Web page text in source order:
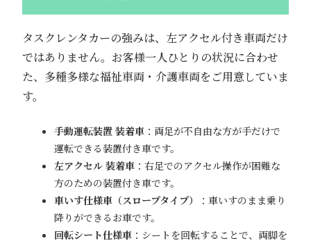
タスクレンタカーの強みは、左アクセル付き車両だけ
ではありません。お客様一人ひとりの状況に合わせ
た、多種多様な福祉車両・介護車両をご用意していま
す。
手動運転装置 装着車：両足が不自由な方が手だけで
運転できる装置付き車です。
左アクセル 装着車：右足でのアクセル操作が困難な
方のための装置付き車です。
車いす仕様車（スロープタイプ）
：車いすのまま乗り
降りができるお車です。
回転シート仕様車：シートを回転することで、両脚を